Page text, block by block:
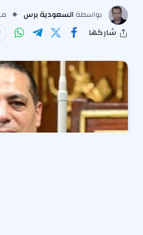
بواسطة السعودية برس
شاركها